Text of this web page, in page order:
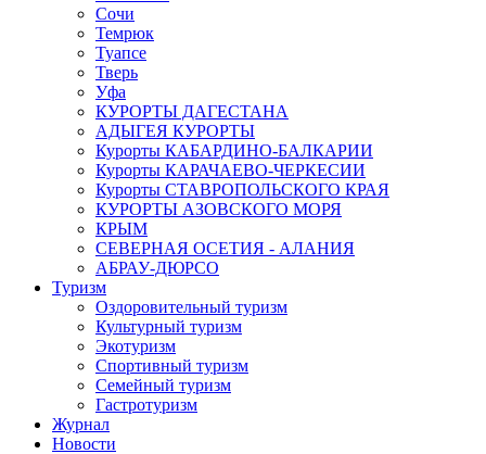
Сочи
Темрюк
Туапсе
Тверь
Уфа
КУРОРТЫ ДАГЕСТАНА
АДЫГЕЯ КУРОРТЫ
Курорты КАБАРДИНО-БАЛКАРИИ
Курорты КАРАЧАЕВО-ЧЕРКЕСИИ
Курорты СТАВРОПОЛЬСКОГО КРАЯ
КУРОРТЫ АЗОВСКОГО МОРЯ
КРЫМ
СЕВЕРНАЯ ОСЕТИЯ - АЛАНИЯ
АБРАУ-ДЮРСО
Туризм
Оздоровительный туризм
Культурный туризм
Экотуризм
Спортивный туризм
Семейный туризм
Гастротуризм
Журнал
Новости